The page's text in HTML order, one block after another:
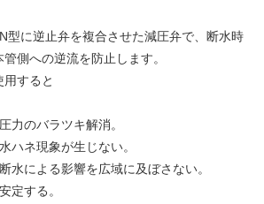
型に逆止弁を複合させた減圧弁で、断水時
側への逆流を防止します。
用すると
力のバラツキ解消。
ハネ現象が生じない。
水による影響を広域に及ぼさない。
定する。